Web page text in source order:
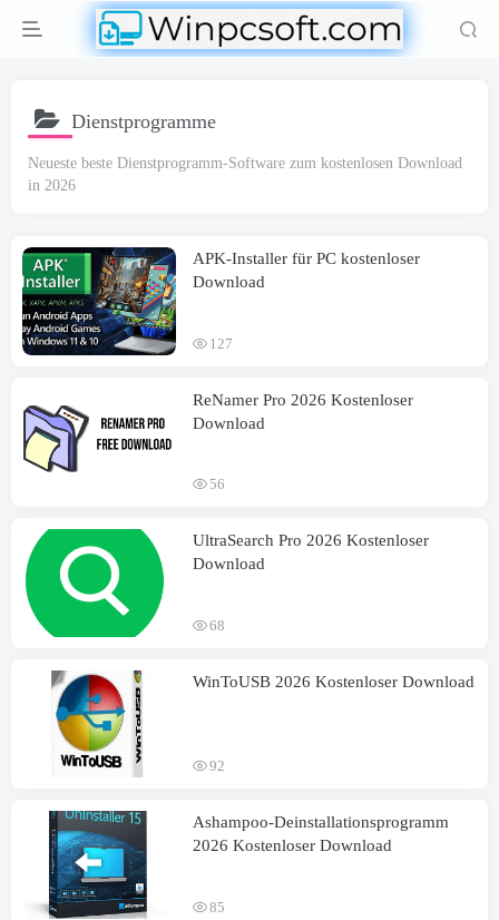
Dienstprogramme
Neueste beste Dienstprogramm-Software zum kostenlosen Download
in 2026
APK-Installer für PC kostenloser
Download
127
ReNamer Pro 2026 Kostenloser
Download
56
UltraSearch Pro 2026 Kostenloser
Download
68
WinToUSB 2026 Kostenloser Download
92
Ashampoo-Deinstallationsprogramm
2026 Kostenloser Download
85